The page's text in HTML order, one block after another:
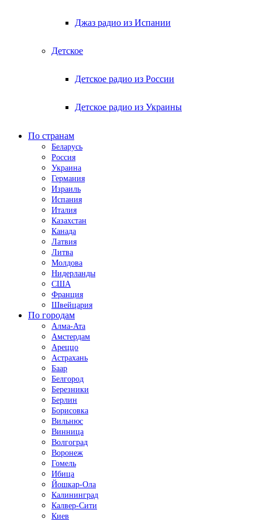
Джаз радио из Испании
Детское
Детское радио из России
Детское радио из Украины
По странам
Беларусь
Россия
Украина
Германия
Израиль
Испания
Италия
Казахстан
Канада
Латвия
Литва
Молдова
Нидерланды
США
Франция
Швейцария
По городам
Алма-Ата
Амстердам
Ареццо
Астрахань
Баар
Белгород
Березники
Берлин
Борисовка
Вильнюс
Винница
Волгоград
Воронеж
Гомель
Ибица
Йошкар-Ола
Калининград
Калвер-Сити
Киев